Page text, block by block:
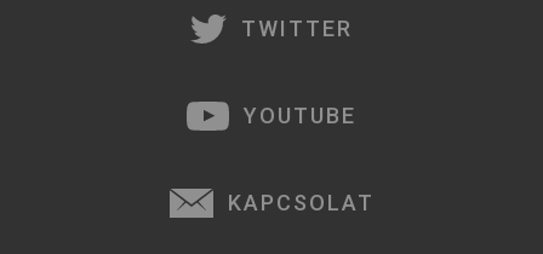
TWITTER
YOUTUBE
KAPCSOLAT